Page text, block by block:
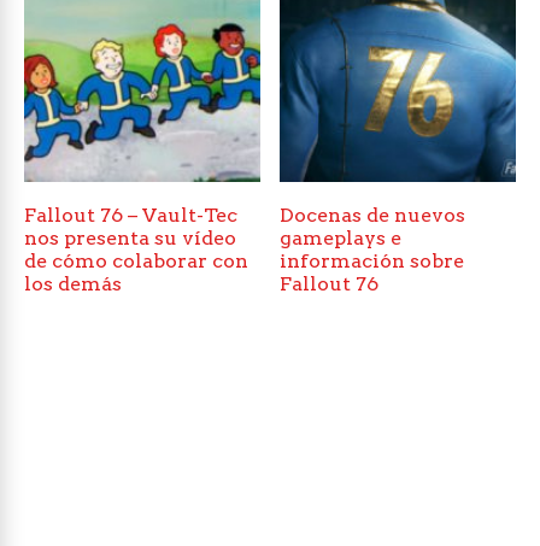
Fallout 76 – Vault-Tec
nos presenta su vídeo
de cómo colaborar con
los demás
Docenas de nuevos
gameplays e
información sobre
Fallout 76